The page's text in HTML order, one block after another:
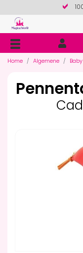
Home Algemene